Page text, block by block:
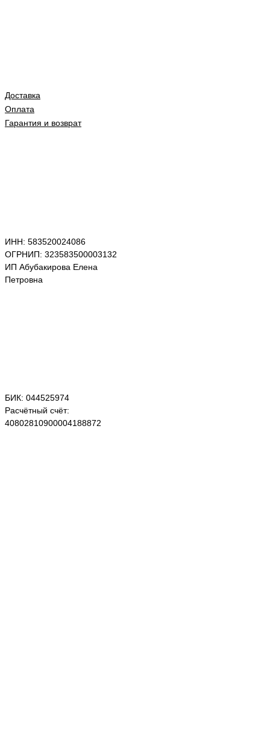
Доставка
Оплата
Гарантия и возврат
ИНН: 583520024086
ОГРНИП: 323583500003132
ИП Абубакирова Елена
Петровна
БИК: 044525974
Расчётный счёт:
40802810900004188872